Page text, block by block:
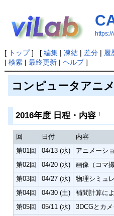
[ トップ] [ 編集| 凍結| 差分| 履
| 検索| 最終更新| ヘルプ]
コンピュータアニ
2016年度 日程・内容 †
回 日付
内容
第01回
04/13 (水) アニメーシ
第02回
04/20 (水)
画像（コマ
第03回
04/27 (水)
物理シミュ
第04回
04/30 (土)
補間計算に
第05回
05/11 (水)
3DCGとカ